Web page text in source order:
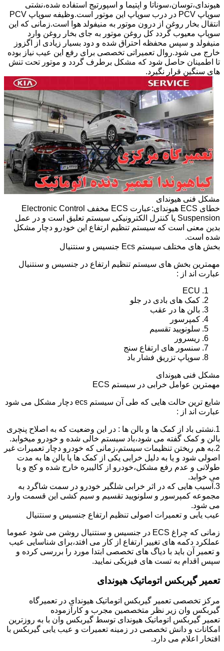
هیوندای،توسان،سوناتا و اپتیما و اسپورتیج استفاده شده،نشتی
سوپاپ PCV در درب سوپاپ این موتور است.وظیفه سوپاپ PCV
انتقال بخار روغن از درون موتور به منیفولد هوا است.زمانی که این
سوپاپ معیوب گردد کل روغن موتور به جای بخار روغن وارد
منیفولد و سپس محفظه احتراق شده و دود بسیار زیادی از اگزوز
خارج می شود.روال تعمیراتی تخصصی برای رفع این عیب نیاز بوده
تا اطمینان حاصل شود که مشکل برطرف گردد و موتور تحت تنش
های سنگین قرار نگیرد.
مشکل فنی هیوندای
خطای ECS هیوندای:عبارت ECS مخفف Electronic Control
Suspension یا کنترل الکترونیکی سیستم تعلیق است و در عمل
بدین معنی است که سیستم تنظیم ارتفاع این خودرو دچار مشکل
شده است.
بخش های مختلف سیستم Ecs جنسیس و سنتنیال
مهمترین بخش های سیستم تنظیم ارتفاع در جنسیس و سنتنیال
عبارت اند از :
ECU
کمک های بادی در جلو
بالن ها در عقب
کمپرسور
سلونویید تقسیم
ریسرور
سنسور های ارتفاع سنج
سوپاپ تزریق فشار باد
مشکل فنی هیوندای
مهمترین عوامل خرابی در سیستم ECS
شایع ترین حالت هایی که طی آن سیستم ecs دچار مشکل می شود
عبارت اند از :
1.نشتی باد از کمک ها و بالن ها : در این وضعیت که به اصلاح پنچری
بالن و کمک گفته می شود،باد سیستم خالی شده و خودرو میخوابد.
2.به هم ریختن تنظیمات سیستم،زمانی که خودرو دچار تعمیرات غیر
اصولی شود و یا به دلیل خرابی یکی از کمک ها یا بالن ها به مدت
طولانی و عدم رفع مشکل،خودرو از کالیبره خارج شده و کج و یا
می خوابد.
3.آسیب هایی که در اثر خرابی شلگیر خودرو در سمت شاگرد به
مجموعه کمپرسور و سلونویید تقسیم و سیم کشی این قسمت وارد
می شود.
عیب یابی و تعمیرات اصولی تنظیم ارتفاع جنسیس و سنتنیال
زمانی که چراغ ECS در جنسیس و سنتنیال روشن می شود عموما
عملکرد دکمه های تغییر ارتفاع از کار می افتد،برای شناسایی عیب
و تعمیر آن باید با دیاگ های تخصصی ابتدا مورد را بررسی کرده و
سپس اقدام به تست های فیزیکی نمایید.
تعمیر گیربکس اتوماتیک هیوندای
مرکز تخصصی تعمیر گیربکس اتوماتیک هیوندای در تعمیرگاه
گیربکس وان زیر نظر متخصصین مجرب و کارآزموده
تعمیر گیربکس اتوماتیک هیوندای توسط گیربکس وان با به روزترین
امکانات و دانش تخصصی در زمینه تعمیرات و عیب یابی گیربکس با
افتخار اعلام می دارد.